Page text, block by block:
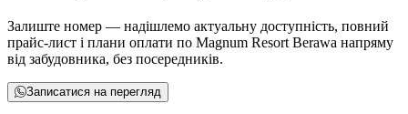
Залиште номер — надішлемо актуальну доступність, повний
прайс-лист і плани оплати по Magnum Resort Berawa напряму
від забудовника, без посередників.
Записатися на перегляд